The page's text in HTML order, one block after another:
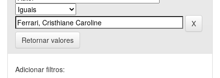
Retornar valores
Adicionar filtros: